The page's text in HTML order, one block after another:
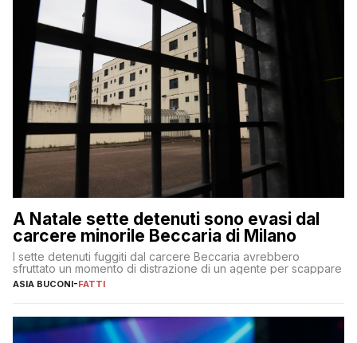
A Natale sette detenuti sono evasi dal
carcere minorile Beccaria di Milano
I sette detenuti fuggiti dal carcere Beccaria avrebbero
sfruttato un momento di distrazione di un agente per scappare
ASIA BUCONI-FATTI